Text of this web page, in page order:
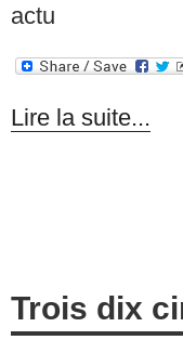
actu
Lire la suite...
Trois dix